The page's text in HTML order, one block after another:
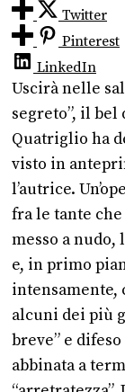
Twitter
Pinterest
LinkedIn
Uscirà nelle
segreto”, il bel
Quatriglio ha
visto in
l’autrice.
fra le tante
messo a nudo,
e, in primo
intensamente,
alcuni dei più
breve” e
abbinata a